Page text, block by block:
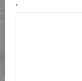
*